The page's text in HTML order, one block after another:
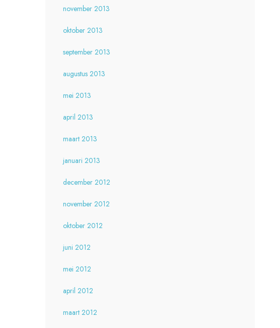
november 2013
oktober 2013
september 2013
augustus 2013
mei 2013
april 2013
maart 2013
januari 2013
december 2012
november 2012
oktober 2012
juni 2012
mei 2012
april 2012
maart 2012